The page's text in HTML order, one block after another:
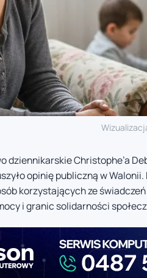
dziennikarskie Christophe’a
opinię publiczną w
korzystających ze
i granic solidarności